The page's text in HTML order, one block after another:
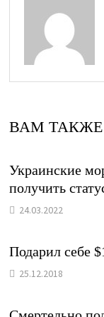
ВАМ
Украинские
получить
24.03.2022
Подарил себе
25.12.2018